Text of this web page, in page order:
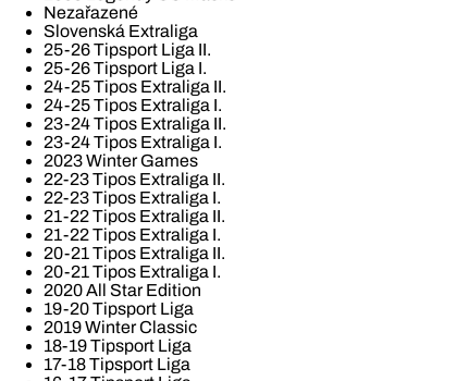
Nezařazené
Slovenská Extraliga
25-26 Tipsport Liga II.
25-26 Tipsport Liga I.
24-25 Tipos Extraliga II.
24-25 Tipos Extraliga I.
23-24 Tipos Extraliga II.
23-24 Tipos Extraliga I.
2023 Winter Games
22-23 Tipos Extraliga II.
22-23 Tipos Extraliga I.
21-22 Tipos Extraliga II.
21-22 Tipos Extraliga I.
20-21 Tipos Extraliga II.
20-21 Tipos Extraliga I.
2020 All Star Edition
19-20 Tipsport Liga
2019 Winter Classic
18-19 Tipsport Liga
17-18 Tipsport Liga